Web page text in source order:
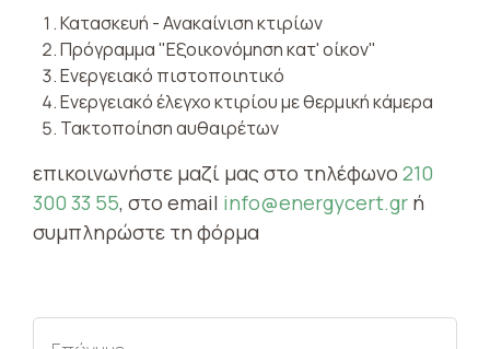
Κατασκευή - Ανακαίνιση κτιρίων
Πρόγραμμα "Εξοικονόμηση κατ' οίκον"
Ενεργειακό πιστοποιητικό
Ενεργειακό έλεγχο κτιρίου με θερμική κάμερα
Τακτοποίηση αυθαιρέτων
επικοινωνήστε μαζί μας στο τηλέφωνο 210
300 33 55, στο email info@energycert.gr ή
συμπληρώστε τη φόρμα